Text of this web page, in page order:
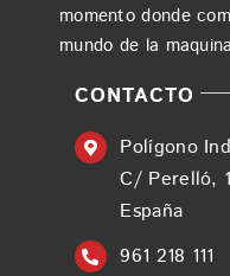
momento donde
mundo de la
CONTACTO
Polígono
C/ Perelló,
España
961 218 111